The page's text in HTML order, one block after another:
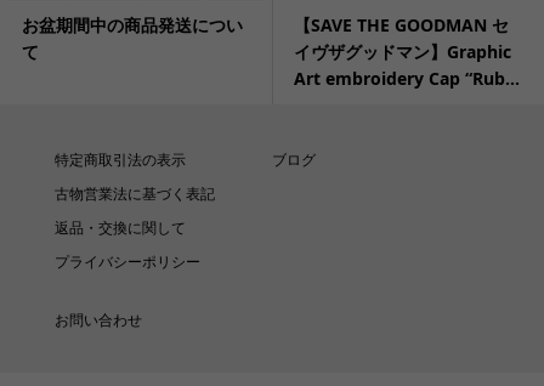
お盆期間中の商品発送につい
て
【SAVE THE GOODMAN セ
イヴザグッドマン】Graphic
Art embroidery Cap “Rub...
特定商取引法の表示
古物営業法に基づく表記
返品・交換に関して
プライバシーポリシー
ブログ
お問い合わせ